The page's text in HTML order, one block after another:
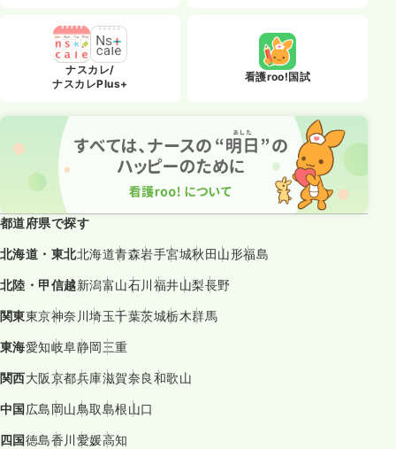
ナスカレ/
ナスカレPlus+
看護roo!国試
都道府県で探す
北海道・東北北海道青森岩手宮城秋田山形福島
北陸・甲信越新潟富山石川福井山梨長野
関東東京神奈川埼玉千葉茨城栃木群馬
東海愛知岐阜静岡三重
関西大阪京都兵庫滋賀奈良和歌山
中国広島岡山鳥取島根山口
四国徳島香川愛媛高知